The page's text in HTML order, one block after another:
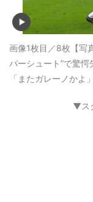
画像1枚目／8枚 【
パーシュート”で驚
「またガレーノか
▼ス